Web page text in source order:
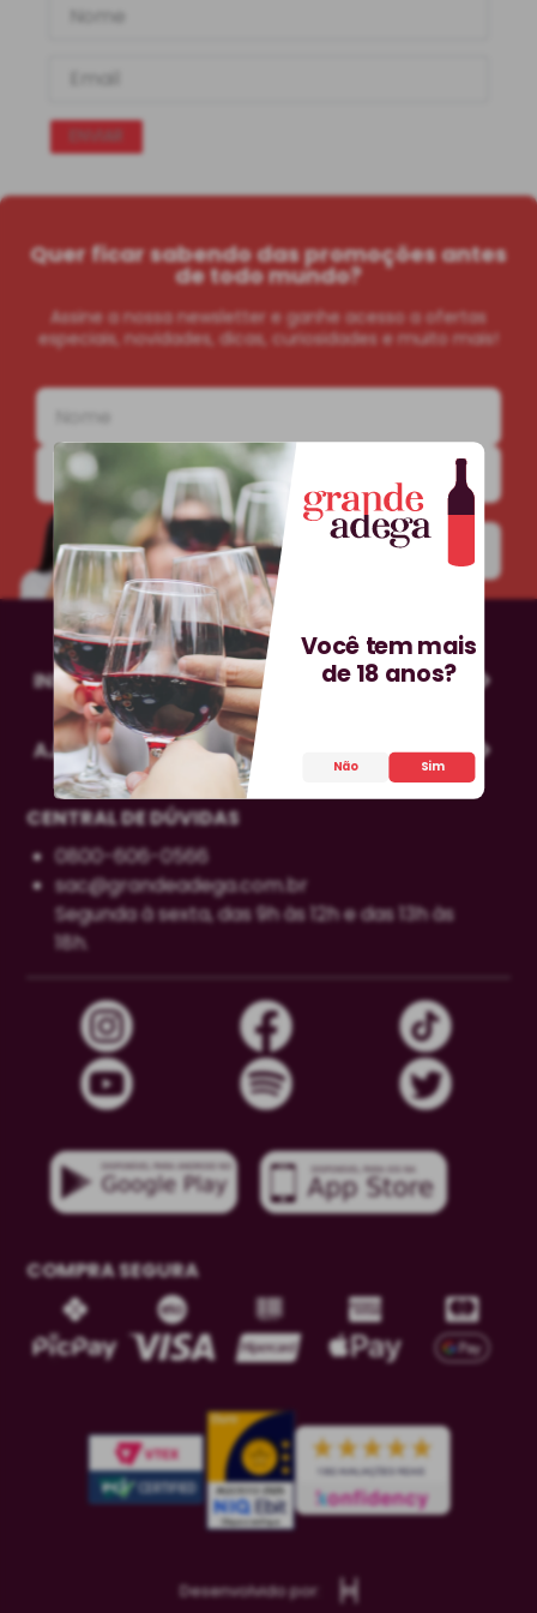
Quer ficar sabendo das promoções antes
de todo mundo?
Assine a nossa newsletter e ganhe acesso a ofertas
especiais, novidades, dicas, curiosidades e muito mais!
INSCREVA-SE!
INSTITUCIONAL
AJUDA
CENTRAL DE DÚVIDAS
0800-606-0566
sac@grandeadega.com.br
Segunda à sexta, das 9h às 12h e das 13h às
18h.
COMPRA SEGURA
Desenvolvido por:
Você tem mais
de 18 anos?
Não Sim